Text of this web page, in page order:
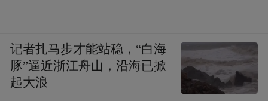
记者扎马步才能站稳，“白海
豚”逼近浙江舟山，沿海已掀
起大浪